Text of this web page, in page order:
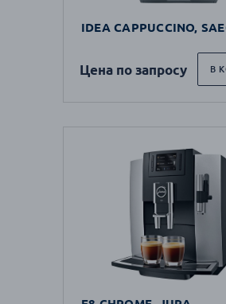
IDEA CAPPUCCINO,
Цена по запросу В